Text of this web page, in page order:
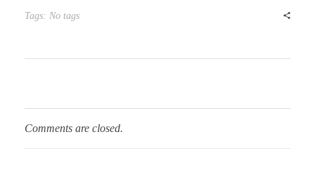
Tags: No tags
Comments are closed.